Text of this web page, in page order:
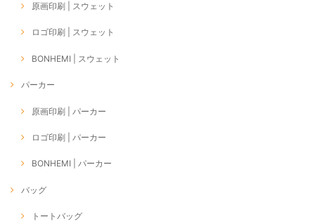
原画印刷 | スウェット
ロゴ印刷 | スウェット
BONHEMI | スウェット
パーカー
原画印刷 | パーカー
ロゴ印刷 | パーカー
BONHEMI | パーカー
バッグ
トートバッグ